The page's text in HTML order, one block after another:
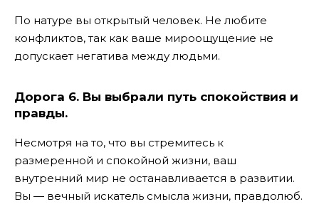
По натуре вы открытый человек. Не любите
конфликтов, так как ваше мироощущение не
допускает негатива между людьми.
Дорога 6. Вы выбрали путь спокойствия и
правды.
Несмотря на то, что вы стремитесь к
размеренной и спокойной жизни, ваш
внутренний мир не останавливается в развитии.
Вы — вечный искатель смысла жизни, правдолюб.